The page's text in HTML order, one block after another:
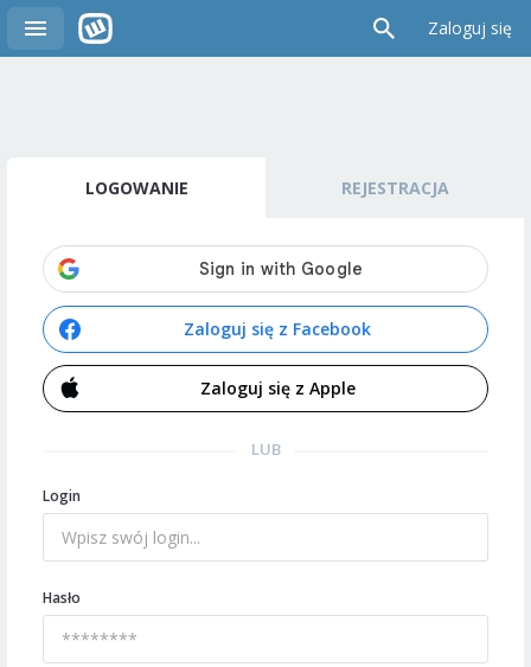
Zaloguj się
LOGOWANIE REJESTRACJA
Zaloguj się z Facebook
Zaloguj się z Apple
LUB
Login
Hasło